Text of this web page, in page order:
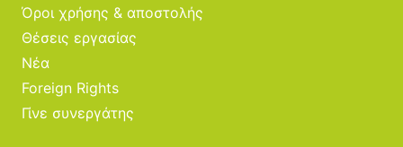
Όροι χρήσης & αποστολής
Θέσεις εργασίας
Νέα
Foreign Rights
Γίνε συνεργάτης